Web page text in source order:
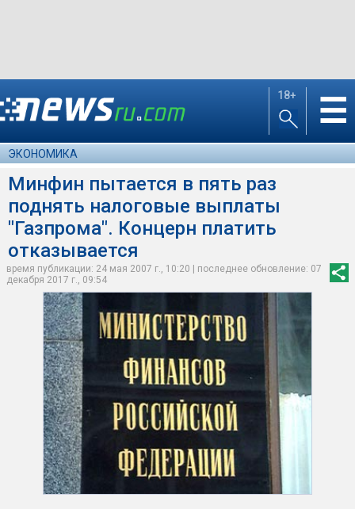
18+ ☰
ЭКОНОМИКА
Минфин пытается в пять раз
поднять налоговые выплаты
"Газпрома". Концерн платить
отказывается
время публикации: 24 мая 2007 г., 10:20 | последнее обновление: 07
декабря 2017 г., 09:54